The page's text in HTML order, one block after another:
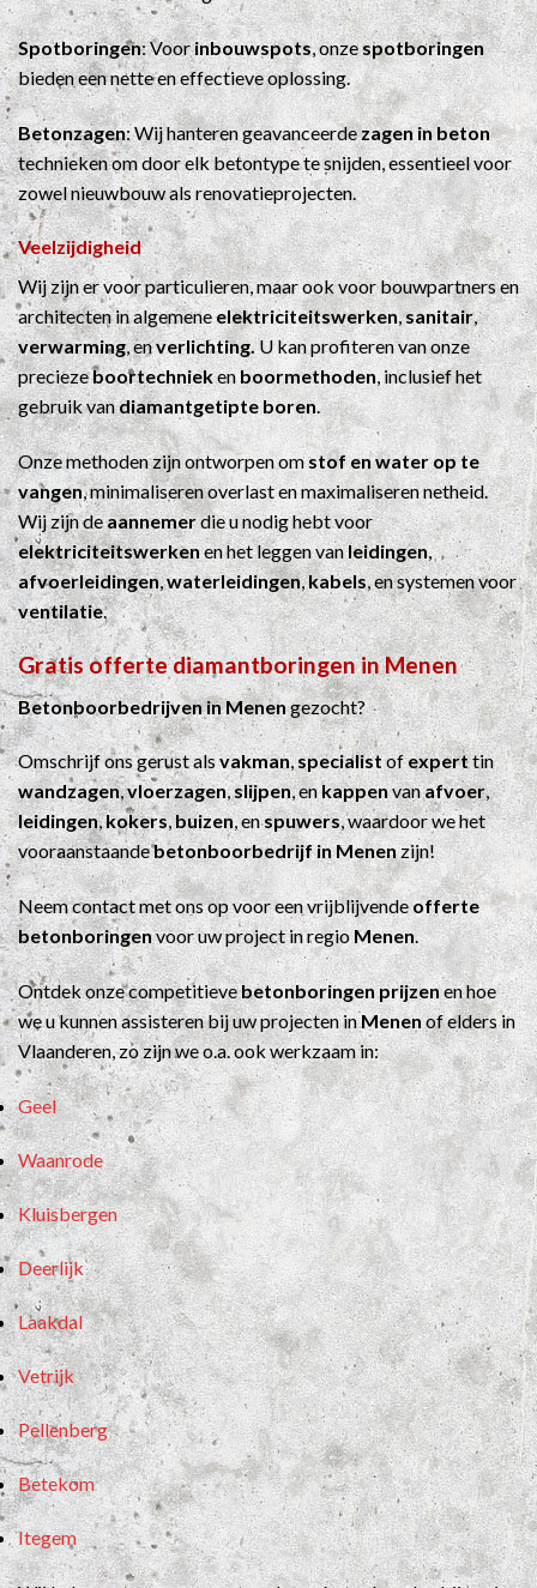
Spotboringen: Voorinbouwspots, onzespotboringen
bieden een nette en effectieve oplossing.
Betonzagen: Wij hanteren geavanceerde zagen in beton
technieken om door elk betontype te snijden, essentieel voor
zowel nieuwbouw als renovatieprojecten.
Veelzijdigheid
Wij zijn er voor particulieren, maar ook voor bouwpartners en
architecten in algemeneelektriciteitswerken,sanitair,
verwarming, enverlichting.U kan profiteren van onze
preciezeboortechniekenboormethoden, inclusief het
gebruik vandiamantgetipte boren.
Onze methoden zijn ontworpen omstof en water op te
vangen, minimaliseren overlast en maximaliseren netheid.
Wij zijn deaannemerdie u nodig hebt voor
elektriciteitswerkenen het leggen vanleidingen,
afvoerleidingen,waterleidingen,kabels, en systemen voor
ventilatie.
Gratis offerte diamantboringen in Menen
Betonboorbedrijven in Menengezocht?
Omschrijf ons gerust alsvakman,specialistofexperttin
wandzagen,vloerzagen,slijpen, enkappenvanafvoer,
leidingen,kokers,buizen, enspuwers, waardoor we het
vooraanstaandebetonboorbedrijf in Menenzijn!
Neem contact met ons op voor een vrijblijvendeofferte
betonboringenvoor uw project in regio Menen.
Ontdek onze competitievebetonboringen prijzenen hoe
we u kunnen assisteren bij uw projecten inMenenof elders in
Vlaanderen, zo zijn we o.a. ook werkzaam in:
Geel
Waanrode
Kluisbergen
Deerlijk
Laakdal
Vetrijk
Pellenberg
Betekom
Itegem